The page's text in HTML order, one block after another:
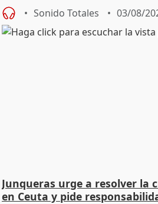
Sonido Totales 03/08/
Junqueras urge a resolver la
en Ceuta y pide